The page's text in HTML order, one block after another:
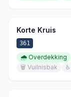
Korte Kruis
361
🌧️ Overdekking
🗑️ Vuilnisbak ♿